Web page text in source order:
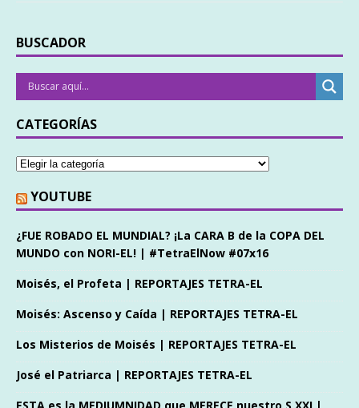
BUSCADOR
CATEGORÍAS
YOUTUBE
¿FUE ROBADO EL MUNDIAL? ¡La CARA B de la COPA DEL
MUNDO con NORI-EL! | #TetraElNow #07x16
Moisés, el Profeta | REPORTAJES TETRA-EL
Moisés: Ascenso y Caída | REPORTAJES TETRA-EL
Los Misterios de Moisés | REPORTAJES TETRA-EL
José el Patriarca | REPORTAJES TETRA-EL